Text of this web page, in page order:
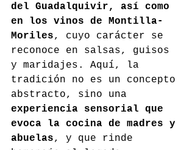
del Guadalquivir, así como
en los vinos de Montilla-
Moriles, cuyo carácter se
reconoce en salsas, guisos
y maridajes. Aquí, la
tradición no es un concepto
abstracto, sino una
experiencia sensorial que
evoca la cocina de madres y
abuelas, y que rinde